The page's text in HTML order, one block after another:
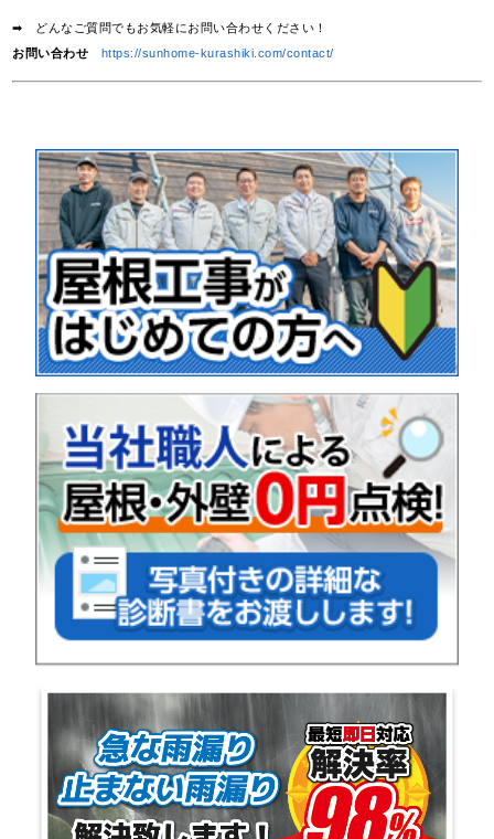
➡ どんなご質問でもお気軽にお問い合わせください！
お問い合わせ
https://sunhome-kurashiki.com/contact/